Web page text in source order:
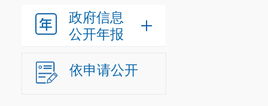
政府信息
公开年报
依申请公开